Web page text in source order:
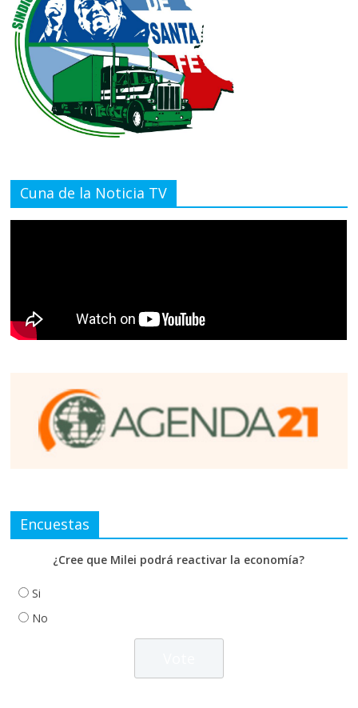
Cuna de la Noticia TV
Encuestas
¿Cree que Milei podrá reactivar la economía?
Si
No